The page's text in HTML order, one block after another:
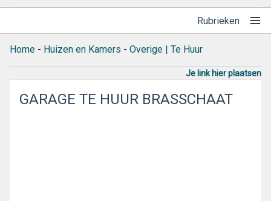
Rubrieken
Home - Huizen en Kamers - Overige | Te Huur
Je link hier plaatsen
GARAGE TE HUUR BRASSCHAAT